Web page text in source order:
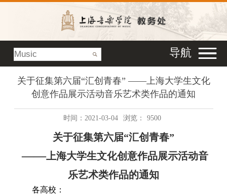
导航
关于征集第六届“汇创青春” ——上海大学生文化
创意作品展示活动音乐艺术类作品的通知
时间：2021-03-04 浏览： 9500
关于征集第六届“汇创青春”
——上海大学生文化创意作品展示活动音
乐艺术类作品的通知
各高校：